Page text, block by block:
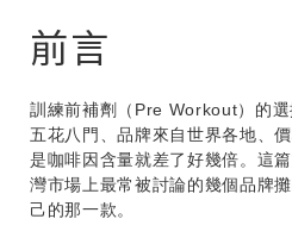
前言
訓練前補劑（Pre Workout）的
五花八門、品牌來自世界各地、
是咖啡因含量就差了好幾倍。這
灣市場上最常被討論的幾個品牌
己的那一款。